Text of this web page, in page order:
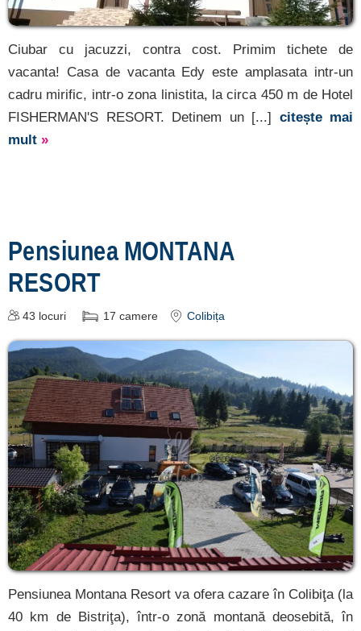
Ciubar cu jacuzzi, contra cost. Primim tichete de
vacanta! Casa de vacanta Edy este amplasata intr-un
cadru mirific, intr-o zona linistita, la circa 450 m de Hotel
FISHERMAN'S RESORT. Detinem un [...] citește mai
mult »
Pensiunea MONTANA
RESORT
43 locuri 17 camere Colibița
Pensiunea Montana Resort va ofera cazare în Colibiţa (la
40 km de Bistriţa), într-o zonă montană deosebită, în